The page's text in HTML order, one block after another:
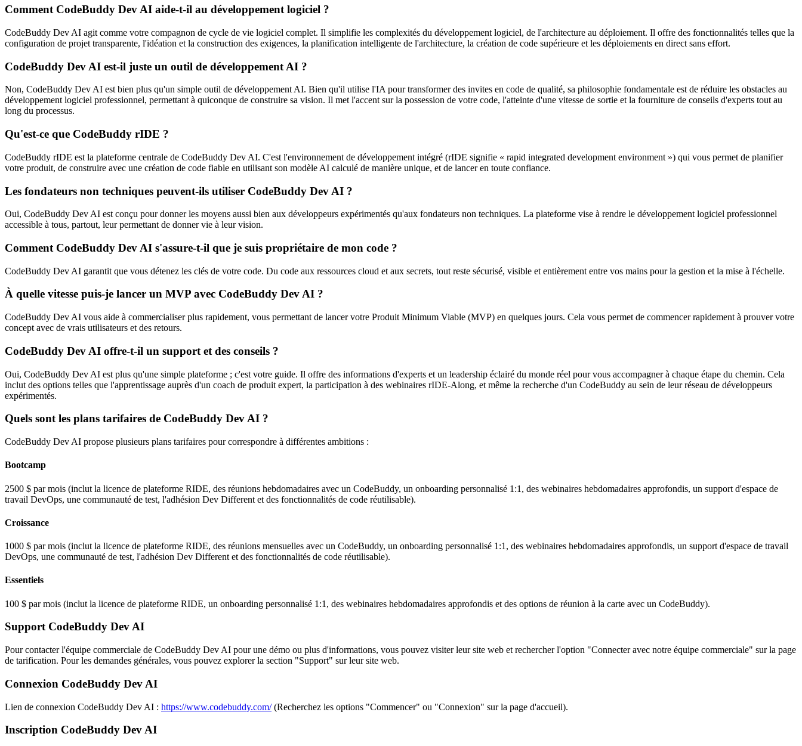
Comment CodeBuddy Dev AI aide-t-il au développement logiciel ?
CodeBuddy Dev AI agit comme votre compagnon de cycle de vie logiciel complet. Il simplifie les complexités du développement logiciel, de l'architecture au déploiement. Il offre des fonctionnalités telles que la
configuration de projet transparente, l'idéation et la construction des exigences, la planification intelligente de l'architecture, la création de code supérieure et les déploiements en direct sans effort.
CodeBuddy Dev AI est-il juste un outil de développement AI ?
Non, CodeBuddy Dev AI est bien plus qu'un simple outil de développement AI. Bien qu'il utilise l'IA pour transformer des invites en code de qualité, sa philosophie fondamentale est de réduire les obstacles au
développement logiciel professionnel, permettant à quiconque de construire sa vision. Il met l'accent sur la possession de votre code, l'atteinte d'une vitesse de sortie et la fourniture de conseils d'experts tout au
long du processus.
Qu'est-ce que CodeBuddy rIDE ?
CodeBuddy rIDE est la plateforme centrale de CodeBuddy Dev AI. C'est l'environnement de développement intégré (rIDE signifie « rapid integrated development environment ») qui vous permet de planifier
votre produit, de construire avec une création de code fiable en utilisant son modèle AI calculé de manière unique, et de lancer en toute confiance.
Les fondateurs non techniques peuvent-ils utiliser CodeBuddy Dev AI ?
Oui, CodeBuddy Dev AI est conçu pour donner les moyens aussi bien aux développeurs expérimentés qu'aux fondateurs non techniques. La plateforme vise à rendre le développement logiciel professionnel
accessible à tous, partout, leur permettant de donner vie à leur vision.
Comment CodeBuddy Dev AI s'assure-t-il que je suis propriétaire de mon code ?
CodeBuddy Dev AI garantit que vous détenez les clés de votre code. Du code aux ressources cloud et aux secrets, tout reste sécurisé, visible et entièrement entre vos mains pour la gestion et la mise à l'échelle.
À quelle vitesse puis-je lancer un MVP avec CodeBuddy Dev AI ?
CodeBuddy Dev AI vous aide à commercialiser plus rapidement, vous permettant de lancer votre Produit Minimum Viable (MVP) en quelques jours. Cela vous permet de commencer rapidement à prouver votre
concept avec de vrais utilisateurs et des retours.
CodeBuddy Dev AI offre-t-il un support et des conseils ?
Oui, CodeBuddy Dev AI est plus qu'une simple plateforme ; c'est votre guide. Il offre des informations d'experts et un leadership éclairé du monde réel pour vous accompagner à chaque étape du chemin. Cela
inclut des options telles que l'apprentissage auprès d'un coach de produit expert, la participation à des webinaires rIDE-Along, et même la recherche d'un CodeBuddy au sein de leur réseau de développeurs
expérimentés.
Quels sont les plans tarifaires de CodeBuddy Dev AI ?
CodeBuddy Dev AI propose plusieurs plans tarifaires pour correspondre à différentes ambitions :
Bootcamp
2500 $ par mois (inclut la licence de plateforme RIDE, des réunions hebdomadaires avec un CodeBuddy, un onboarding personnalisé 1:1, des webinaires hebdomadaires approfondis, un support d'espace de
travail DevOps, une communauté de test, l'adhésion Dev Different et des fonctionnalités de code réutilisable).
Croissance
1000 $ par mois (inclut la licence de plateforme RIDE, des réunions mensuelles avec un CodeBuddy, un onboarding personnalisé 1:1, des webinaires hebdomadaires approfondis, un support d'espace de travail
DevOps, une communauté de test, l'adhésion Dev Different et des fonctionnalités de code réutilisable).
Essentiels
100 $ par mois (inclut la licence de plateforme RIDE, un onboarding personnalisé 1:1, des webinaires hebdomadaires approfondis et des options de réunion à la carte avec un CodeBuddy).
Support CodeBuddy Dev AI
Pour contacter l'équipe commerciale de CodeBuddy Dev AI pour une démo ou plus d'informations, vous pouvez visiter leur site web et rechercher l'option "Connecter avec notre équipe commerciale" sur la page
de tarification. Pour les demandes générales, vous pouvez explorer la section "Support" sur leur site web.
Connexion CodeBuddy Dev AI
Lien de connexion CodeBuddy Dev AI : https://www.codebuddy.com/(Recherchez les options "Commencer" ou "Connexion" sur la page d'accueil).
Inscription CodeBuddy Dev AI